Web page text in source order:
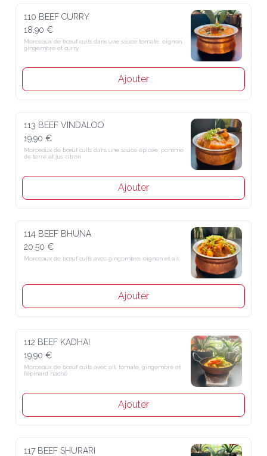
110 BEEF CURRY
18.90 €
Morceaux de bœuf cuits dans une sauce tomate, oignon,
gingembre et curry
Ajouter
113 BEEF VINDALOO
19.90 €
Morceaux de bœuf cuits dans une sauce épicée, pomme
de terre et jus citron
Ajouter
114 BEEF BHUNA
20.50 €
Morceaux de bœuf cuits avec gingembre, oignon et ail
Ajouter
112 BEEF KADHAI
19.90 €
Morceaux de bœuf cuits avec ail, tomate, gingembre et
l’épinard haché
Ajouter
117 BEEF SHURARI